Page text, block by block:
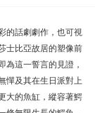
的話劇劇作，也可視
士比亞故居的塑像前
為這一誓言的見證，
憚及其在生日派對上
大的魚缸，縱容著鰐